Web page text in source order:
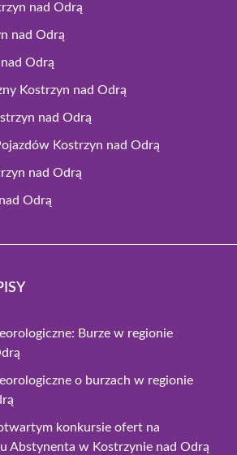
nad Odrą
nad Odrą
Odrą
Kostrzyn nad Odrą
nad Odrą
Kostrzyn nad Odrą
nad Odrą
Odrą
Burze w regionie
o burzach w regionie
konkursie ofert na
Abstynenta w Kostrzynie nad Odrą